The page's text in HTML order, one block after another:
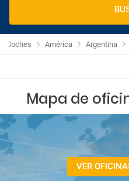
Argentina
América
Coches
Mapa de
VER